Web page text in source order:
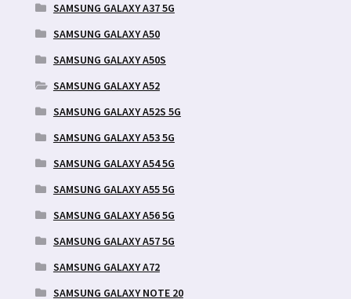
SAMSUNG GALAXY A37 5G
SAMSUNG GALAXY A50
SAMSUNG GALAXY A50S
SAMSUNG GALAXY A52
SAMSUNG GALAXY A52S 5G
SAMSUNG GALAXY A53 5G
SAMSUNG GALAXY A54 5G
SAMSUNG GALAXY A55 5G
SAMSUNG GALAXY A56 5G
SAMSUNG GALAXY A57 5G
SAMSUNG GALAXY A72
SAMSUNG GALAXY NOTE 20